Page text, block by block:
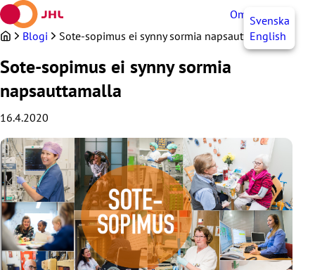
Siirry
sisältöön
OmaJHLSvenska
English
Blogi Sote-sopimus ei synny sormia napsauttamalla
Sote-sopimus ei synny sormia
napsauttamalla
16.4.2020